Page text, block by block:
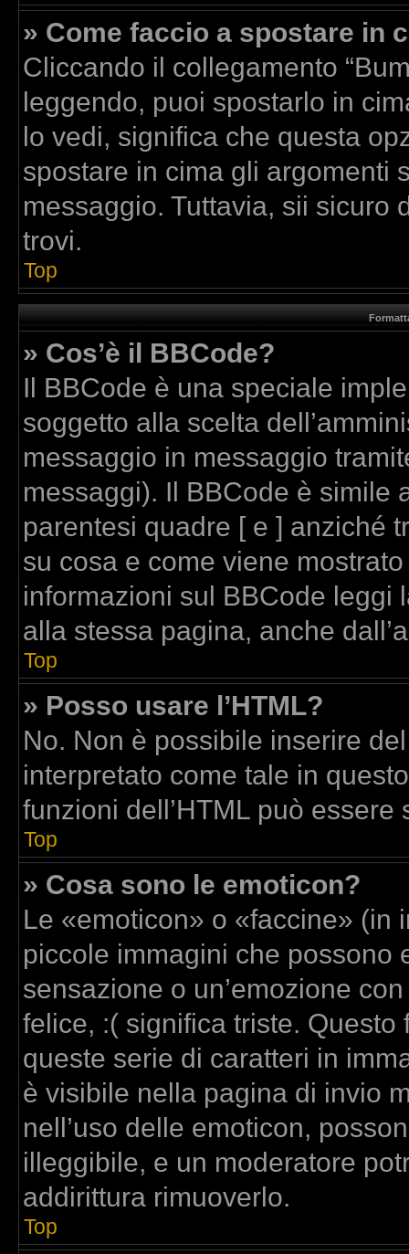
» Come faccio a spostare in
Cliccando il collegamento
leggendo, puoi spostarlo in
lo vedi, significa che questa
spostare in cima gli argomenti
messaggio. Tuttavia, sii sicuro
trovi.
Top
» Cos’è il BBCode?
Il BBCode è una speciale
soggetto alla scelta
messaggio in messaggio
messaggi). Il BBCode è simile
parentesi quadre [ e ] anziché
su cosa e come viene
informazioni sul BBCode leggi
alla stessa pagina, anche
Top
» Posso usare l’HTML?
No. Non è possibile inserire
interpretato come tale in
funzioni dell’HTML può
Top
» Cosa sono le emoticon?
Le «emoticon» o «faccine» (in
piccole immagini che possono
sensazione o un’emozione
felice, :( significa triste.
queste serie di caratteri in
è visibile nella pagina di invio
nell’uso delle emoticon,
illeggibile, e un moderatore
addirittura rimuoverlo.
Top